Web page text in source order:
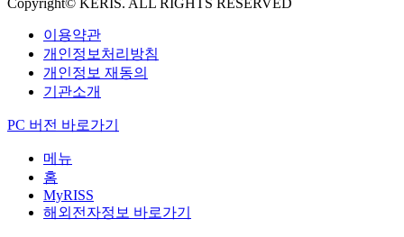
Copyright© KERIS. ALL RIGHTS RESERVED
이용약관
개인정보처리방침
개인정보 재동의
기관소개
PC 버전 바로가기
메뉴
홈
MyRISS
해외전자정보 바로가기